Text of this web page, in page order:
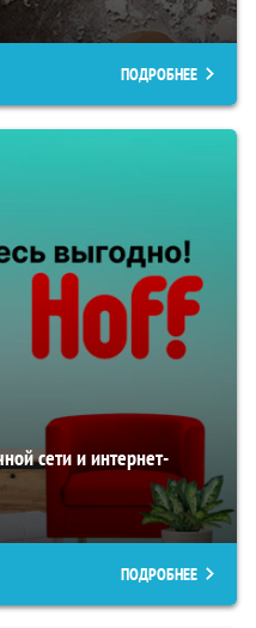
ПОДРОБНЕЕ
сети и интернет-
ПОДРОБНЕЕ